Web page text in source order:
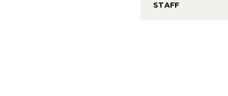
STAFF